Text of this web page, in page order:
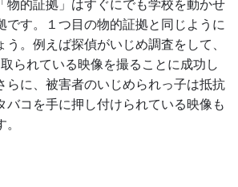
物的証拠」はすぐにでも学校を動かせ
です。１つ目の物的証拠と同じように
。例えば探偵がいじめ調査をして、
られている映像を撮ることに成功し
らに、被害者のいじめられっ子は抵抗
バコを手に押し付けられている映像も